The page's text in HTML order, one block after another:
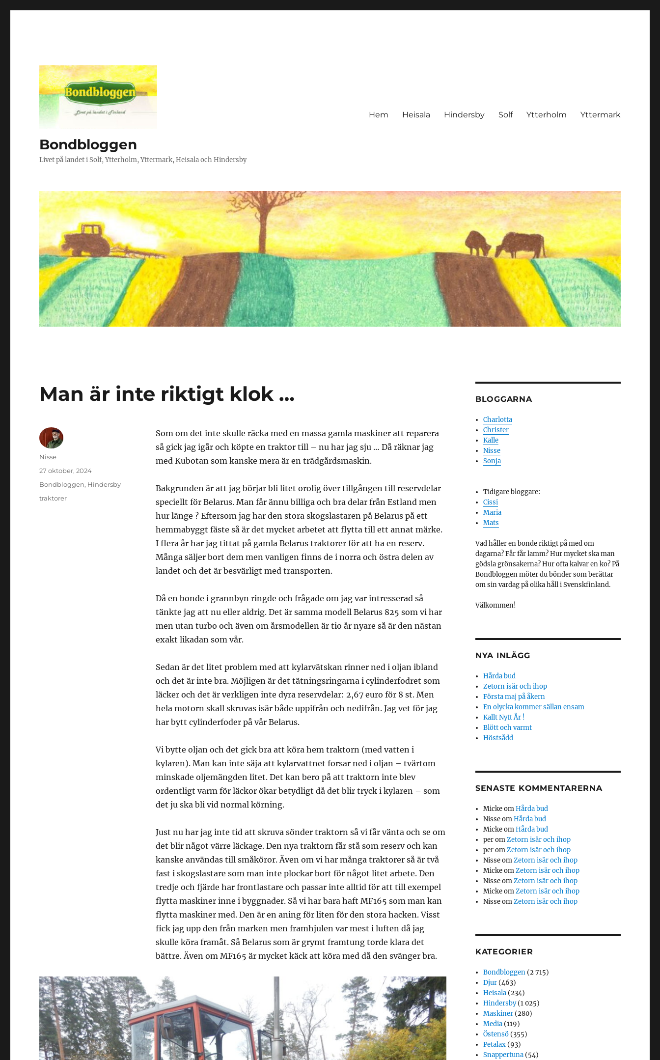
Bondbloggen
Livet på landet i Solf, Ytterholm, Yttermark, Heisala och Hindersby
Hem Heisala Hindersby Solf Ytterholm Yttermark
Man är inte riktigt klok …
Som om det inte skulle räcka med en massa gamla maskiner att reparera
så gick jag igår och köpte en traktor till – nu har jag sju … Då räknar jag
med Kubotan som kanske mera är en trädgårdsmaskin.
Bakgrunden är att jag börjar bli litet orolig över tillgången till reservdelar
speciellt för Belarus. Man får ännu billiga och bra delar från Estland men
hur länge ? Eftersom jag har den stora skogslastaren på Belarus på ett
hemmabyggt fäste så är det mycket arbetet att flytta till ett annat märke.
I flera år har jag tittat på gamla Belarus traktorer för att ha en reserv.
Många säljer bort dem men vanligen finns de i norra och östra delen av
landet och det är besvärligt med transporten.
Då en bonde i grannbyn ringde och frågade om jag var intresserad så
tänkte jag att nu eller aldrig. Det är samma modell Belarus 825 som vi har
men utan turbo och även om årsmodellen är tio år nyare så är den nästan
exakt likadan som vår.
Sedan är det litet problem med att kylarvätskan rinner ned i oljan ibland
och det är inte bra. Möjligen är det tätningsringarna i cylinderfodret som
läcker och det är verkligen inte dyra reservdelar: 2,67 euro för 8 st. Men
hela motorn skall skruvas isär både uppifrån och nedifrån. Jag vet för jag
har bytt cylinderfoder på vår Belarus.
Vi bytte oljan och det gick bra att köra hem traktorn (med vatten i
kylaren). Man kan inte säja att kylarvattnet forsar ned i oljan – tvärtom
minskade oljemängden litet. Det kan bero på att traktorn inte blev
ordentligt varm för läckor ökar betydligt då det blir tryck i kylaren – som
det ju ska bli vid normal körning.
Just nu har jag inte tid att skruva sönder traktorn så vi får vänta och se om
det blir något värre läckage. Den nya traktorn får stå som reserv och kan
kanske användas till småköror. Även om vi har många traktorer så är två
fast i skogslastare som man inte plockar bort för något litet arbete. Den
tredje och fjärde har frontlastare och passar inte alltid för att till exempel
flytta maskiner inne i byggnader. Så vi har bara haft MF165 som man kan
flytta maskiner med. Den är en aning för liten för den stora hacken. Visst
fick jag upp den från marken men framhjulen var mest i luften då jag
skulle köra framåt. Så Belarus som är grymt framtung torde klara det
bättre. Även om MF165 är mycket käck att köra med då den svänger bra.
Författare
Nisse
Publicerat
den
27 oktober, 2024
Kategorier
Bondbloggen, Hindersby
Etiketter
traktorer
BLOGGARNA
Charlotta
Christer
Kalle
Nisse
Sonja
Tidigare bloggare:
Cissi
Maria
Mats
Vad håller en bonde riktigt på med om
dagarna? Får får lamm? Hur mycket ska man
gödsla grönsakerna? Hur ofta kalvar en ko? På
Bondbloggen möter du bönder som berättar
om sin vardag på olika håll i Svenskfinland.
Välkommen!
NYA INLÄGG
Hårda bud
Zetorn isär och ihop
Första maj på åkern
En olycka kommer sällan ensam
Kallt Nytt År !
Blött och varmt
Höstsådd
SENASTE KOMMENTARERNA
MickeomHårda bud
NisseomHårda bud
MickeomHårda bud
peromZetorn isär och ihop
peromZetorn isär och ihop
NisseomZetorn isär och ihop
MickeomZetorn isär och ihop
NisseomZetorn isär och ihop
MickeomZetorn isär och ihop
NisseomZetorn isär och ihop
KATEGORIER
Bondbloggen (2 715)
Djur (463)
Heisala (234)
Hindersby(1 025)
Maskiner (280)
Media (119)
Östensö (355)
Petalax (93)
Snappertuna (54)